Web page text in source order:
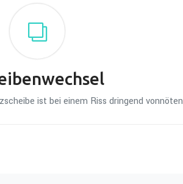
ist bei einem Riss dringend vonnöten